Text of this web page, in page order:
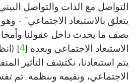
التواصل مع الذات والتواصل
يتعلق بالاستبعاد الاجتماعي” -
يصف ما يحدث داخل عقولنا
الاستبعاد الاجتماعي وبعده [4
]
يتم استبعادنا، نكتشف التأثير
الاجتماعي، ونقيمه وننظمه. تم